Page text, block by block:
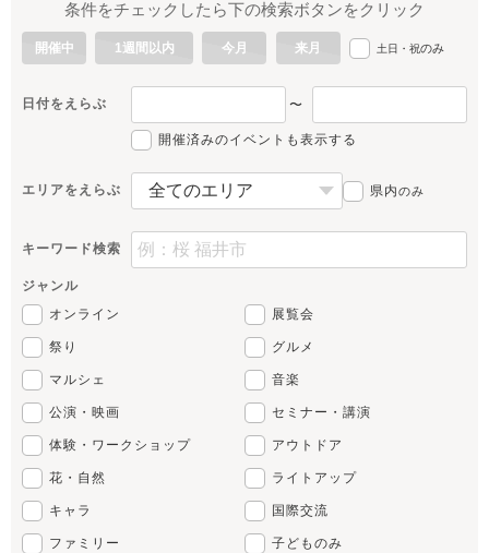
条件をチェックしたら下の検索ボタンをクリック
開催中 1週間以内 今月 来月 土日・祝のみ
日付をえらぶ 〜
開催済みのイベントも表示する
エリアをえらぶ 県内のみ
キーワード検索
ジャンル
オンライン
展覧会
祭り グルメ
マルシェ 音楽
公演・映画 セミナー・講演
体験・ワークショップ アウトドア
花・自然 ライトアップ
キャラ 国際交流
ファミリー 子どものみ